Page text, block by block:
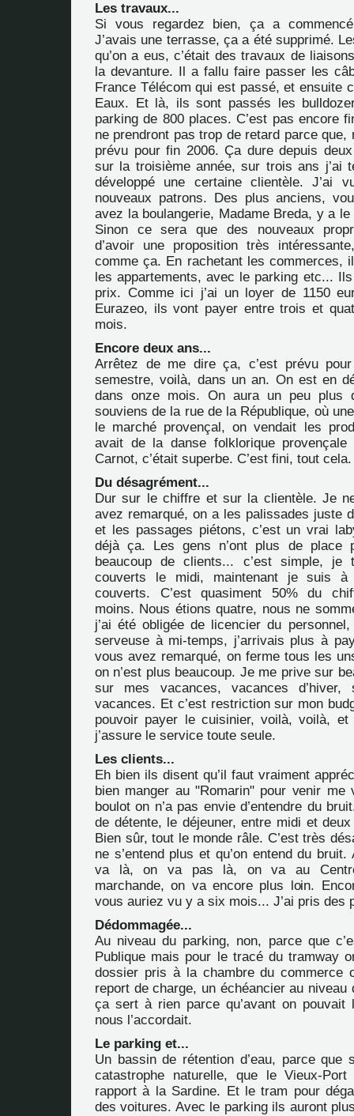
Les travaux...
Si vous regardez bien, ça a
J’avais une terrasse, ça a été supprimé.
qu’on a eus, c’était des travaux de
la devanture. Il a fallu faire passer les
France Télécom qui est passé, et ensuite
Eaux. Et là, ils sont passés les
parking de 800 places. C’est pas encore
ne prendront pas trop de retard parce que,
prévu pour fin 2006. Ça dure depuis
sur la troisième année, sur trois ans j’ai
développé une certaine clientèle. J’ai
nouveaux patrons. Des plus anciens,
avez la boulangerie, Madame Breda, y a
Sinon ce sera que des nouveaux
d’avoir une proposition très
comme ça. En rachetant les commerces,
les appartements, avec le parking etc...
prix. Comme ici j’ai un loyer de 1150
Eurazeo, ils vont payer entre trois et
mois.
Encore deux ans...
Arrêtez de me dire ça, c’est prévu
semestre, voilà, dans un an. On est en
dans onze mois. On aura un peu plus
souviens de la rue de la République, où
le marché provençal, on vendait les
avait de la danse folklorique
Carnot, c’était superbe. C’est fini, tout cela.
Du désagrément...
Dur sur le chiffre et sur la clientèle. Je
avez remarqué, on a les palissades juste
et les passages piétons, c’est un vrai
déjà ça. Les gens n’ont plus de place
beaucoup de clients... c’est simple, je
couverts le midi, maintenant je suis à
couverts. C’est quasiment 50% du
moins. Nous étions quatre, nous ne
j’ai été obligée de licencier du
serveuse à mi-temps, j’arrivais plus à
vous avez remarqué, on ferme tous les
on n’est plus beaucoup. Je me prive sur
sur mes vacances, vacances d’hiver,
vacances. Et c’est restriction sur mon
pouvoir payer le cuisinier, voilà, voilà, et
j’assure le service toute seule.
Les clients...
Eh bien ils disent qu’il faut vraiment
bien manger au "Romarin" pour venir me
boulot on n’a pas envie d’entendre du
de détente, le déjeuner, entre midi et
Bien sûr, tout le monde râle. C’est très
ne s’entend plus et qu’on entend du
va là, on va pas là, on va au
marchande, on va encore plus loin.
vous auriez vu y a six mois... J’ai pris des
Dédommagée...
Au niveau du parking, non, parce que
Publique mais pour le tracé du tramway
dossier pris à la chambre du commerce
report de charge, un échéancier au niveau
ça sert à rien parce qu’avant on pouvait
nous l’accordait.
Le parking et...
Un bassin de rétention d’eau, parce que
catastrophe naturelle, que le Vieux-
rapport à la Sardine. Et le tram pour
des voitures. Avec le parking ils auront